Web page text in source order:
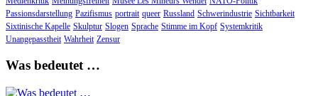
Passionsdarstellung Pazifismus portrait queer Russland Schwerindustrie Sichtbarkeit
Sixtinische Kapelle Skulptur Slogen Sprache Stimme im Kopf Systemkritik
Unangepasstheit Wahrheit Zensur
Was bedeutet …